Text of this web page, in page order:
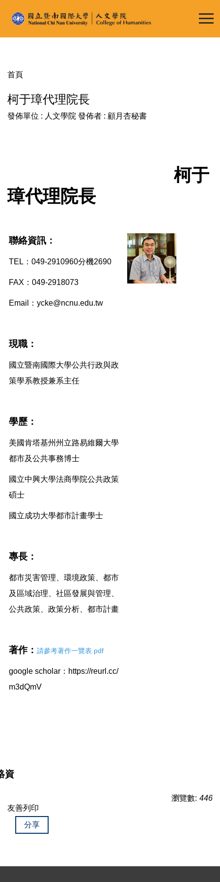
到
區
首頁
柯于璋代理院長
發佈單位 : 人文學院 發佈者 : 顧月杏秘書
柯于
璋代理院長
聯絡資訊：
TEL ： 049-2910960分機2690
FAX ： 049-2918073
Email ： ycke@ncnu.edu.tw
現職：
國立暨南國際大學公共行政與政
策學系教授兼系主任
學歷：
美國肯塔基州州立路易維爾大學
都市及公共事務博士
國立中興大學法商學院公共政策
碩士
國立成功大學都市計畫學士
專長：
都市災害管理、環境政策、都市
及區域治理、社區發展與管理、
公共政策、政策分析、都市計畫
著作： 請參考著作一覽表.pdf
google scholar ： https://reurl.cc/
m3dQmV
資
瀏覽數: 446
友善列印
分享